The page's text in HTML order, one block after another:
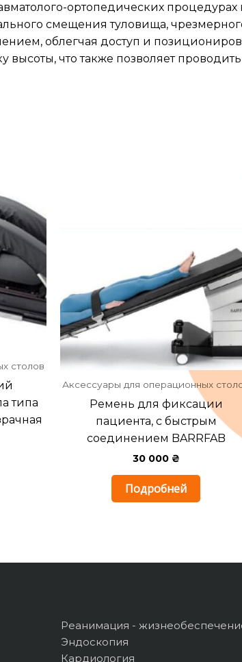
ортопедических процедурах
смещения туловища,
облегчая доступ и
что также позволяет
столов
типа
Аксессуары для операционных
Ремень для фиксации
пациента, с быстрым
соединением BARRFAB
30 000 ₴
Подробней
Реанимация -
Эндоскопия
Кардиология